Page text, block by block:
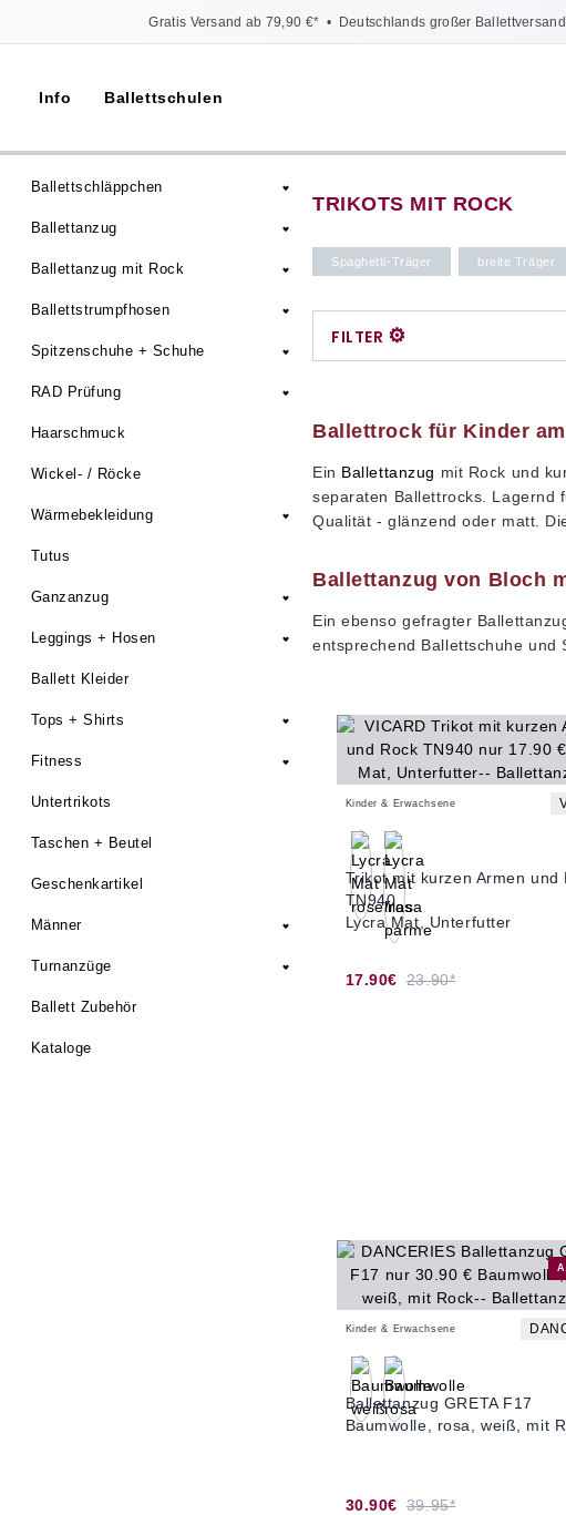
Gratis Versand ab 79,90 €* • Deutschlands großer Ballettversand
Info Ballettschulen
Ballettschläppchen
Ballettanzug
Ballettanzug mit Rock
Ballettstrumpfhosen
Spitzenschuhe + Schuhe
RAD Prüfung
Haarschmuck
Wickel- / Röcke
Wärmebekleidung
Tutus
Ganzanzug
Leggings + Hosen
Ballett Kleider
Tops + Shirts
Fitness
Untertrikots
Taschen + Beutel
Geschenkartikel
Männer
Turnanzüge
Ballett Zubehör
Kataloge
TRIKOTS MIT ROCK
Spaghetti-Träger breite Träger
FILTER ⚙
Ballettrock für Kinder
Ein Ballettanzug mit Rock und
separaten Ballettrocks. Lagernd
Qualität - glänzend oder matt.
Ballettanzug von Bloch
Ein ebenso gefragter
entsprechend Ballettschuhe und
Kinder & Erwachsene
Trikot mit kurzen Armen und
TN940
Lycra Mat, Unterfutter
17.90€ 23.90*
Kinder & Erwachsene
Ballettanzug GRETA F17
Baumwolle, rosa, weiß, mit
30.90€ 39.95*